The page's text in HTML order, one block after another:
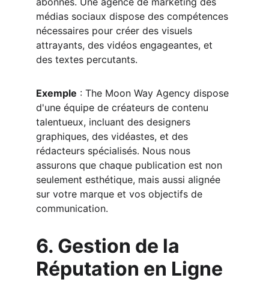
médias sociaux dispose des compétences
nécessaires pour créer des visuels
attrayants, des vidéos engageantes, et
des textes percutants.
Exemple : The Moon Way Agency dispose
d'une équipe de créateurs de contenu
talentueux, incluant des designers
graphiques, des vidéastes, et des
rédacteurs spécialisés. Nous nous
assurons que chaque publication est non
seulement esthétique, mais aussi alignée
sur votre marque et vos objectifs de
communication.
6. Gestion de la
Réputation en Ligne